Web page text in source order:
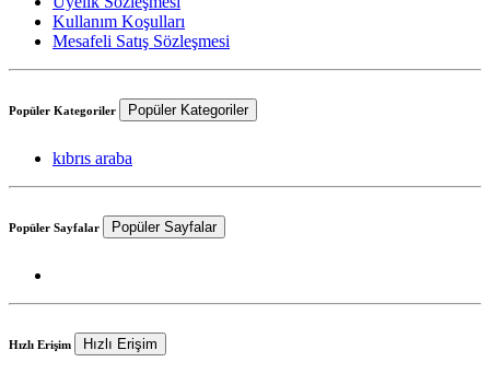
Kullanım Koşulları
Mesafeli Satış Sözleşmesi
Popüler Kategoriler Popüler Kategoriler
kıbrıs araba
Popüler Sayfalar Popüler Sayfalar
Hızlı Erişim Hızlı Erişim